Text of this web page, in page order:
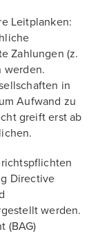
Leitplanken:
Zahlungen (z.
werden.
in
Aufwand zu
greift erst ab
Directive
werden.
(BAG)